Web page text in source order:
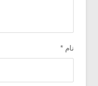
نام *